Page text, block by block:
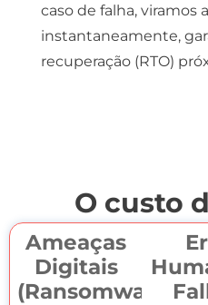
caso de falha, viramos
instantaneamente,
recuperação (RTO)
O custo
Ameaças
Digitais
(Ransomware)